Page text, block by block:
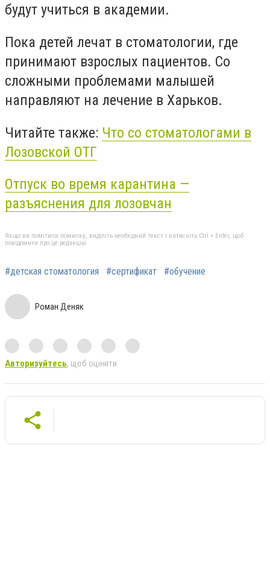
будут учиться в академии.
Пока детей лечат в стоматологии, где
принимают взрослых пациентов. Со
сложными проблемами малышей
направляют на лечение в Харьков.
Читайте также: Что со стоматологами в
Лозовской ОТГ
Отпуск во время карантина —
разъяснения для лозовчан
Якщо ви помітили помилку, виділіть необхідний текст і натисніть Ctrl + Enter, щоб
повідомити про це редакцію
#детская стоматология #сертификат #обучение
Роман Деняк
Авторизуйтесь, щоб оцінити